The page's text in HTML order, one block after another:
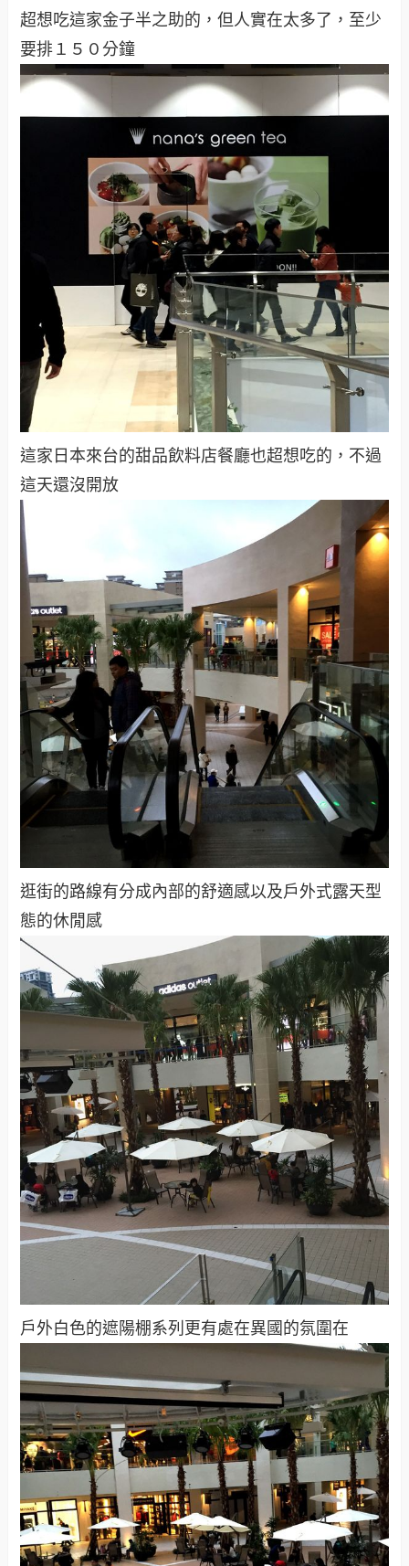
超想吃這家金子半之助的，但人實在太多了，至少
要排１５０分鐘
這家日本來台的甜品飲料店餐廳也超想吃的，不過
這天還沒開放
逛街的路線有分成內部的舒適感以及戶外式露天型
態的休閒感
戶外白色的遮陽棚系列更有處在異國的氛圍在